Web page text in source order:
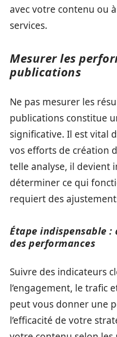
avec votre contenu ou
services.
Mesurer les
publications
Ne pas mesurer les
publications constitue
significative. Il est vital
vos efforts de création
telle analyse, il devient
déterminer ce qui
requiert des
Étape indispensable
des performances
Suivre des indicateurs
l’engagement, le trafic
peut vous donner une
l’efficacité de votre